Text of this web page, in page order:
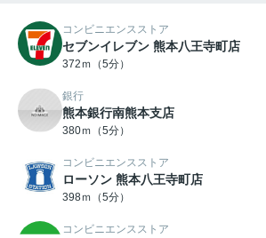
コンビニエンスストア
セブンイレブン 熊本八王寺町店
372ｍ（5分）
銀行
熊本銀行南熊本支店
380ｍ（5分）
コンビニエンスストア
ローソン 熊本八王寺町店
398ｍ（5分）
コンビニエンスストア